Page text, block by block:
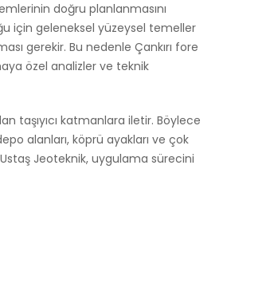
doğru planlanmasını
için geleneksel yüzeysel temeller
gerekir. Bu nedenle Çankırı fore
özel analizler ve teknik
taşıyıcı katmanlara iletir. Böylece
alanları, köprü ayakları ve çok
Jeoteknik, uygulama sürecini